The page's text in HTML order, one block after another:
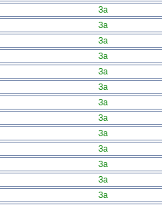
За
За
За
За
За
За
За
За
За
За
За
За
За